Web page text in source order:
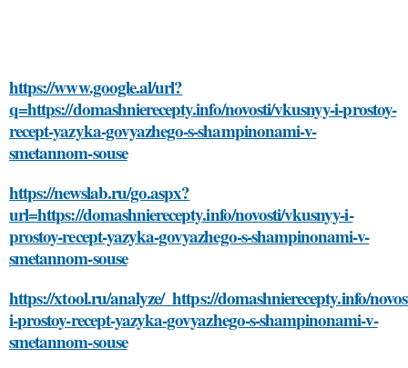
https://www.google.al/url?
q=https://domashnierecepty.info/novosti/vkusnyy-i-prostoy-
recept-yazyka-govyazhego-s-shampinonami-v-
smetannom-souse
https://newslab.ru/go.aspx?
url=https://domashnierecepty.info/novosti/vkusnyy-i-
prostoy-recept-yazyka-govyazhego-s-shampinonami-v-
smetannom-souse
https://xtool.ru/analyze/_https://domashnierecepty.info/
i-prostoy-recept-yazyka-govyazhego-s-shampinonami-v-
smetannom-souse